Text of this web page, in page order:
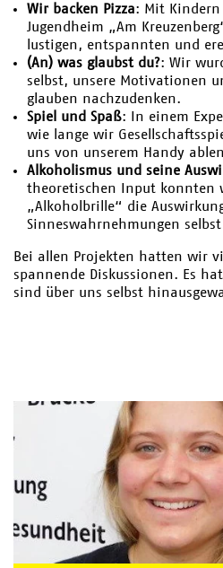
Wir backen Pizza: Mit
Jugendheim „Am
lustigen, entspannten und
(An) was glaubst du?: Wir
selbst, unsere Motivationen
glauben nachzudenken.
Spiel und Spaß: In einem
wie lange wir
uns von unserem Handy
Alkoholismus und seine
theoretischen Input konnten
„Alkoholbrille“ die
Sinneswahrnehmungen
Bei allen Projekten hatten wir
spannende Diskussionen. Es
sind über uns selbst